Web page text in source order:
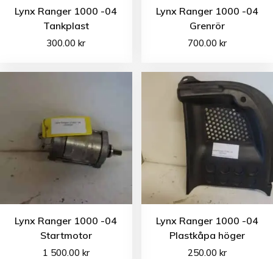
Lynx Ranger 1000 -04
Tankplast
300.00kr
Lynx Ranger 1000 -04
Grenrör
700.00 kr
Lynx Ranger 1000 -04
Startmotor
1 500.00 kr
Lynx Ranger 1000 -04
Plastkåpa höger
250.00 kr